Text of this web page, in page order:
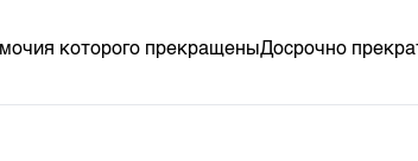
которого прекращеныДосрочно